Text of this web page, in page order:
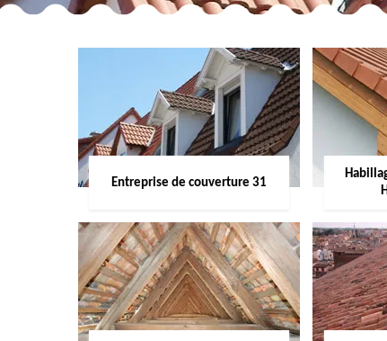
Entreprise de couverture 31